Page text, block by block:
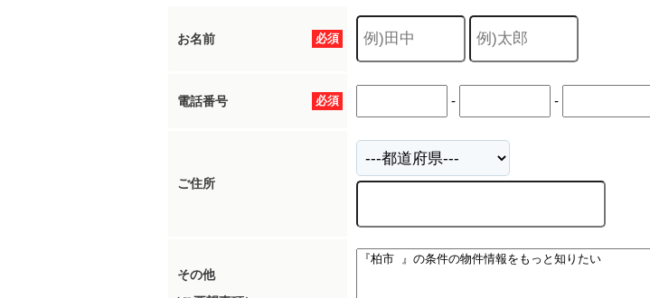
必須
お名前
必須
電話番号 - -
ご住所
その他